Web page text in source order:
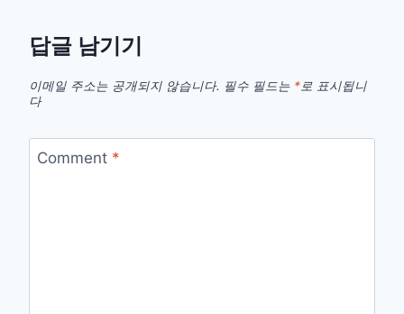
답글 남기기
이메일 주소는 공개되지 않습니다. 필수 필드는 *로 표시됩니
다
Comment *